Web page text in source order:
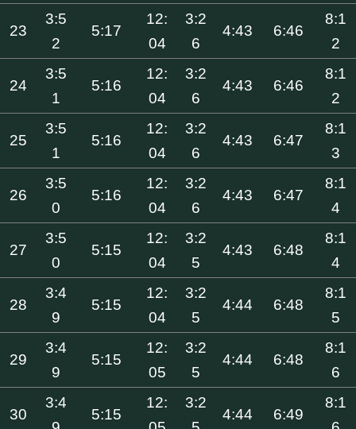
23
3:5
2
5:17
12:
04
3:2
6
4:43 6:46
8:1
2
24
3:5
1
5:16
12:
04
3:2
6
4:43 6:46
8:1
2
25
3:5
1
5:16
12:
04
3:2
6
4:43 6:47
8:1
3
26
3:5
0
5:16
12:
04
3:2
6
4:43 6:47
8:1
4
27
3:5
0
5:15
12:
04
3:2
5
4:43 6:48
8:1
4
28
3:4
9
5:15
12:
04
3:2
5
4:44 6:48
8:1
5
29
3:4
9
5:15
12:
05
3:2
5
4:44 6:48
8:1
6
30
3:4
5:15
12:
3:2
4:44 6:49
8:1